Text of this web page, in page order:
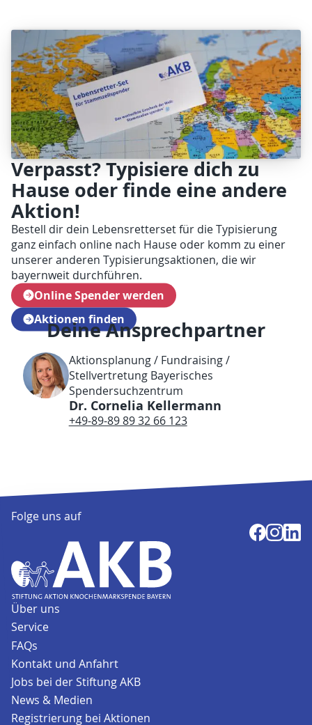
Verpasst? Typisiere dich zu
Hause oder finde eine andere
Aktion!
Bestell dir dein Lebensretterset für die Typisierung
ganz einfach online nach Hause oder komm zu einer
unserer anderen Typisierungsaktionen, die wir
bayernweit durchführen.
Online Spender werden
Aktionen finden
Deine Ansprechpartner
Aktionsplanung / Fundraising /
Stellvertretung Bayerisches
Spendersuchzentrum
Dr. Cornelia Kellermann
+49-89-89 89 32 66 123
Folge uns auf
Über uns
Service
FAQs
Kontakt und Anfahrt
Jobs bei der Stiftung AKB
News & Medien
Registrierung bei Aktionen